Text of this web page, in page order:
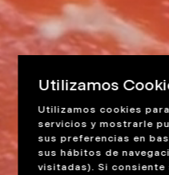
Utilizamos
Utilizamos cookies
servicios y mostrarle
sus preferencias en
sus hábitos de
visitadas). Si